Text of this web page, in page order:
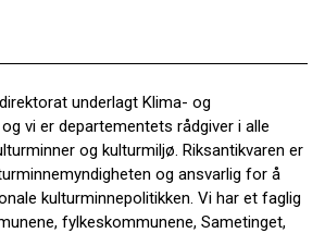
underlagt Klima- og
vi er departementets rådgiver i alle
og kulturmiljø. Riksantikvaren er
og ansvarlig for å
kulturminnepolitikken. Vi har et faglig
fylkeskommunene, Sametinget,